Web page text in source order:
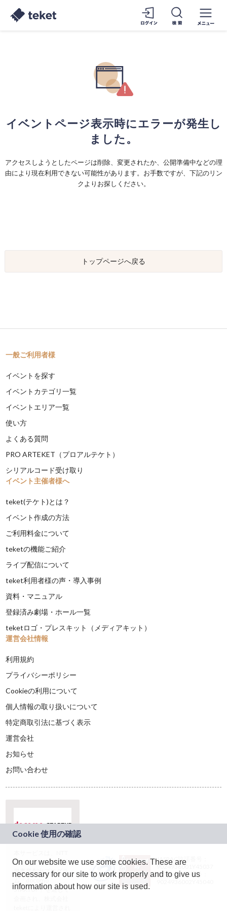
イベントページ表示時にエラーが発生し
ました。
アクセスしようとしたページは削除、変更されたか、公開準備中などの理
由により現在利用できない可能性があります。お手数ですが、下記のリン
クよりお探しください。
トップページへ戻る
一般ご利用者様
イベントを探す
イベントカテゴリ一覧
イベントエリア一覧
使い方
よくある質問
PRO ARTEKET（プロアルテケト）
シリアルコード受け取り
イベント主催者様へ
teket(テケト)とは？
イベント作成の方法
ご利用料金について
teketの機能ご紹介
ライブ配信について
teket利用者様の声・導入事例
資料・マニュアル
登録済み劇場・ホール一覧
teketロゴ・プレスキット（メディアキット）
運営会社情報
利用規約
プライバシーポリシー
Cookieの利用について
個人情報の取り扱いについて
特定商取引法に基づく表示
運営会社
お知らせ
お問い合わせ
ドコモグループの新
規事業創出プログラ
ム「docomo
STARTUP」を通じて
JASRAC許諾番号：
9024936001Y45037
JASRAC許諾番号：
On our website we use some cookies. These are
necessary for our site to work properly and to give us
information about how our site is used.